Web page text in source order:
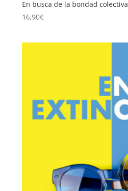
En busca de la bondad colectiva
16,90€